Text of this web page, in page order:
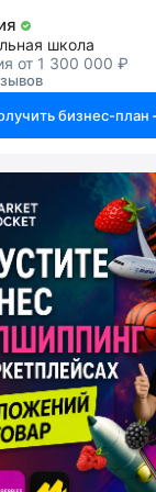
школа
от 1 300 000 ₽
бизнес-план